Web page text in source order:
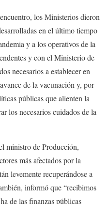
los Ministerios dieron
en el último tiempo
y a los operativos de la
y con el Ministerio de
necesarios a establecer en
de la vacunación y, por
públicas que alienten la
los necesarios cuidados de la
ministro de Producción,
más afectados por la
levemente recuperándose a
informó que “recibimos
de las finanzas públicas